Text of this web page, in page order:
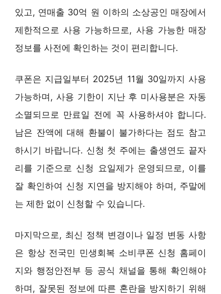
있고, 연매출 30억 원 이하의 소상공인 매장에서
제한적으로 사용 가능하므로, 사용 가능한 매장
정보를 사전에 확인하는 것이 편리합니다.
쿠폰은 지급일부터 2025년 11월 30일까지 사용
가능하며, 사용 기한이 지난 후 미사용분은 자동
소멸되므로 만료일 전에 꼭 사용하셔야 합니다.
남은 잔액에 대해 환불이 불가하다는 점도 참고
하시기 바랍니다. 신청 첫 주에는 출생연도 끝자
리를 기준으로 신청 요일제가 운영되므로, 이를
잘 확인하여 신청 지연을 방지해야 하며, 주말에
는 제한 없이 신청할 수 있습니다.
마지막으로, 최신 정책 변경이나 일정 변동 사항
은 항상 전국민 민생회복 소비쿠폰 신청 홈페이
지와 행정안전부 등 공식 채널을 통해 확인해야
하며, 잘못된 정보에 따른 혼란을 방지하기 위해